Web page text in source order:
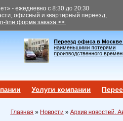
- ежедневно с 8:30 до 20:30
офисный и квартирный переезд,
line форма заказа >>
Переезд офиса в Москве
наименьшими потерями
производственного
Услуги компании
Главная » Новости » Архив новостей.